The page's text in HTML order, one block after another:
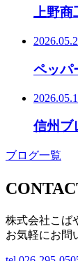
上野商
ペッパ
信州ブ
ブログ一覧
株式会社こば
お気軽にお問